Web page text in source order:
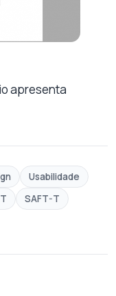
apresenta
Usabilidade
SAFT-T